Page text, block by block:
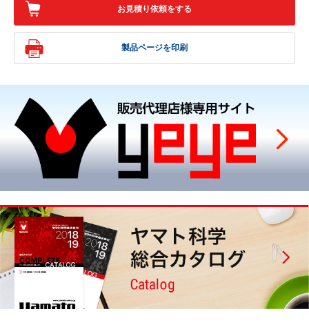
お見積り依頼をする
製品ページを印刷